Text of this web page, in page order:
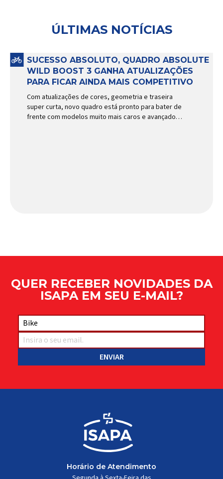
ÚLTIMAS NOTÍCIAS
SUCESSO ABSOLUTO, QUADRO ABSOLUTE
WILD BOOST 3 GANHA ATUALIZAÇÕES
PARA FICAR AINDA MAIS COMPETITIVO
Com atualizações de cores, geometria e traseira
super curta, novo quadro está pronto para bater de
frente com modelos muito mais caros e avançados
QUER RECEBER NOVIDADES DA
ISAPA EM SEU E-MAIL?
Horário de Atendimento